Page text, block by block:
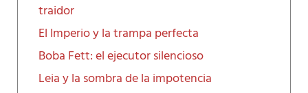
traidor
El Imperio y la trampa perfecta
Boba Fett: el ejecutor silencioso
Leia y la sombra de la impotencia